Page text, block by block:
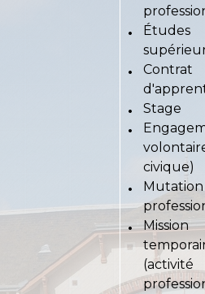
Études
Contrat
Stage
civique)
Mutation
Mission
(activité